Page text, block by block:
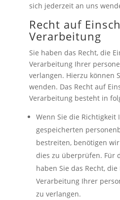
sich jederzeit an uns
Recht auf
Verarbeitung
Sie haben das Recht, die
Verarbeitung Ihrer
verlangen. Hierzu können
wenden. Das Recht auf
Verarbeitung besteht in
Wenn Sie die Richtigkeit
gespeicherten
bestreiten, benötigen
dies zu überprüfen. Für
haben Sie das Recht,
Verarbeitung Ihrer
zu verlangen.